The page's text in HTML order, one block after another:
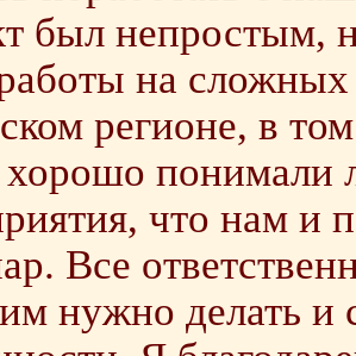
был непростым,
на
регионе, в
понимали
что нам и
Все
нужно делать и